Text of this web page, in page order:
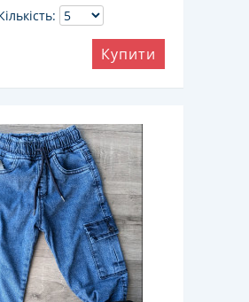
Купити